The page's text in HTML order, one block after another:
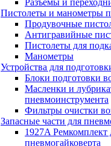
Разъемы и
Пистолеты и манометры
Продувочные
Антигравийные
Пистолеты для
Манометры
Устройства для
Блоки подготовки
Масленки и
пневмоинструмента
Фильтры очистки
Запасные части для
1927A Ремкомплект
пневмогайковерта